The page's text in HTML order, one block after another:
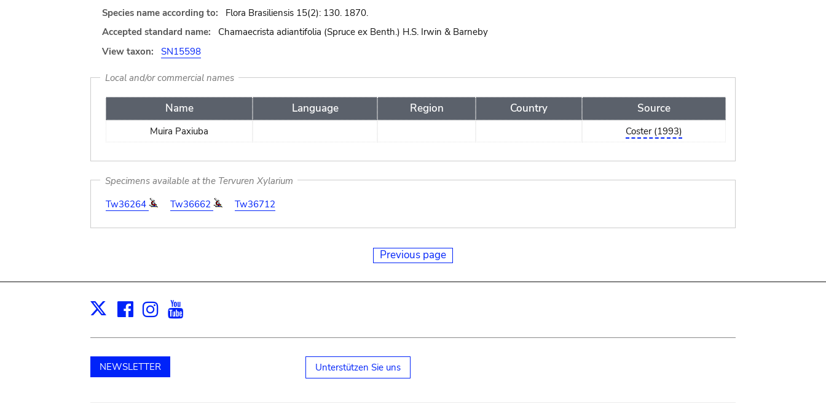
Species name according to:
Flora Brasiliensis 15(2): 130. 1870.
Accepted standard name:
Chamaecrista adiantifolia (Spruce ex Benth.) H.S. Irwin & Barneby
View taxon:
SN15598
Local and/or commercial names
Name Language Region Country Source
Muira Paxiuba Coster (1993)
Specimens available at the Tervuren Xylarium
Tw36264
Tw36662 Tw36712
Previous page
X Facebook
Instagram
NEWSLETTER Unterstützen Sie uns